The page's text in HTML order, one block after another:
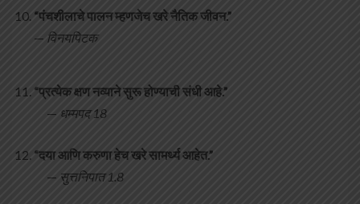
“पंचशीलाचे पालन म्हणजेच खरे नैतिक जीवन.”
— विनयपिटक
“प्रत्येक क्षण नव्याने सुरू होण्याची संधी आहे.”
— धम्मपद 18
“दया आणि करुणा हेच खरे सामर्थ्य आहेत.”
— सुत्तनिपात 1.8